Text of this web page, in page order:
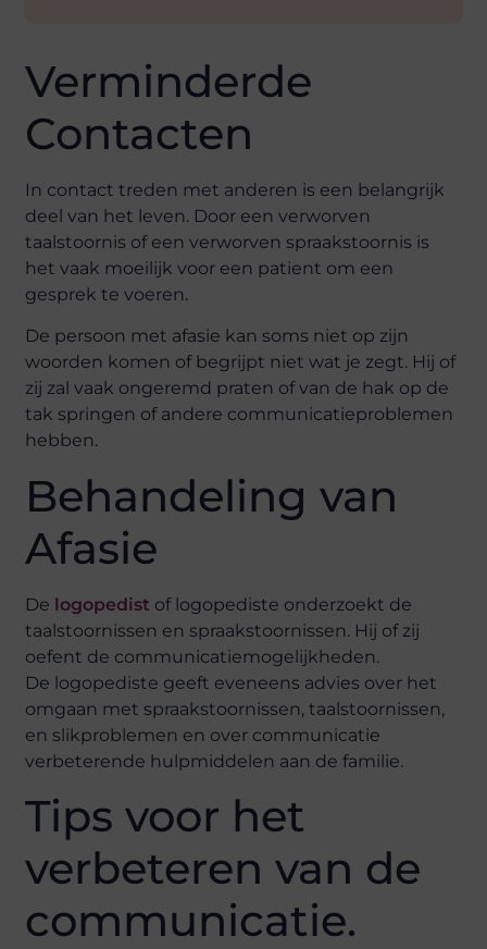
Verminderde
Contacten
In contact treden met anderen is een belangrijk
deel van het leven. Door een verworven
taalstoornis of een verworven spraakstoornis is
het vaak moeilijk voor een patient om een
gesprek te voeren.
De persoon met afasie kan soms niet op zijn
woorden komen of begrijpt niet wat je zegt. Hij of
zij zal vaak ongeremd praten of van de hak op de
tak springen of andere communicatieproblemen
hebben.
Behandeling van
Afasie
De logopedist of logopediste onderzoekt de
taalstoornissen en spraakstoornissen. Hij of zij
oefent de communicatiemogelijkheden.
De logopediste geeft eveneens advies over het
omgaan met spraakstoornissen, taalstoornissen,
en slikproblemen en over communicatie
verbeterende hulpmiddelen aan de familie.
Tips voor het
verbeteren van de
communicatie.